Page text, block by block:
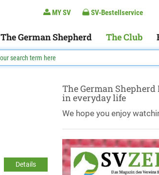
MY SV SV-Bestellservice
The German Shepherd The Club
Details
The German
in everyday life
We hope you enjoy